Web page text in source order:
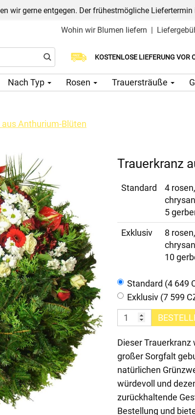
wir gerne entgegen. Der frühestmögliche
Wohin wir Blumen liefern |
KOSTENLOSE LIEFERUNG VOR
Wählen Sie Ihr Lieferdatum
Nach Typ Rosen Trauersträuße
Anthurium-Blüten
Trauerkranz
Standard
4
5
Exklusiv
8
10
Standard (4 649
Exklusiv (7 599
Dieser
großer Sorgfalt
natürlichen
würdevoll und
zurückhaltende
Bestellung und